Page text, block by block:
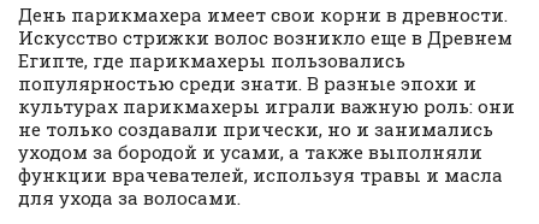
День парикмахера имеет свои корни в древности.
Искусство стрижки волос возникло еще в Древнем
Египте, где парикмахеры пользовались
популярностью среди знати. В разные эпохи и
культурах парикмахеры играли важную роль: они
не только создавали прически, но и занимались
уходом за бородой и усами, а также выполняли
функции врачевателей, используя травы и масла
для ухода за волосами.